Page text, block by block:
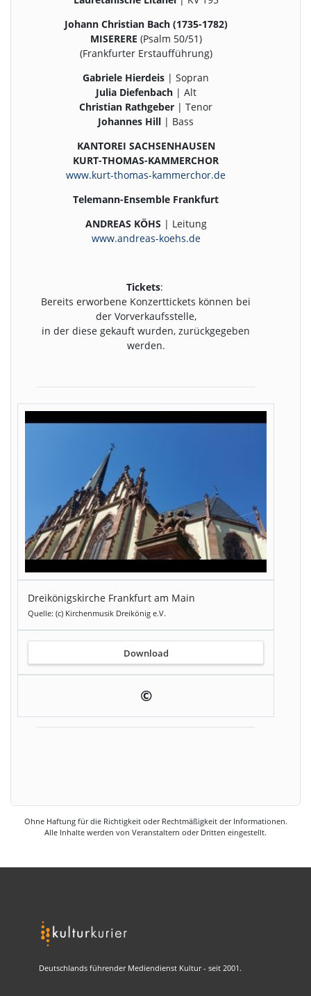
Johann Christian Bach (1735-1782)
MISERERE (Psalm 50/51)
(Frankfurter Erstaufführung)
Gabriele Hierdeis | Sopran
Julia Diefenbach| Alt
Christian Rathgeber | Tenor
Johannes Hill | Bass
KANTOREI SACHSENHAUSEN
KURT-THOMAS-KAMMERCHOR
www.kurt-thomas-kammerchor.de
Telemann-Ensemble Frankfurt
ANDREAS KÖHS | Leitung
www.andreas-koehs.de
Tickets:
Bereits erworbene Konzerttickets können bei
der Vorverkaufsstelle,
in der diese gekauft wurden, zurückgegeben
werden.
Dreikönigskirche Frankfurt am Main
Quelle: (c) Kirchenmusik Dreikönig e.V.
Download
©
Ohne Haftung für die Richtigkeit oder Rechtmäßigkeit der Informationen.
Alle Inhalte werden von Veranstaltern oder Dritten eingestellt.
Deutschlands führender Mediendienst Kultur - seit 2001.